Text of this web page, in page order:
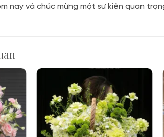
nay và chúc mừng một sự kiện quan